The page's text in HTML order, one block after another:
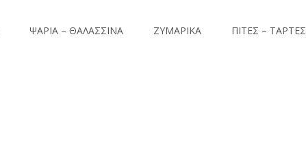
ΨΑΡΙΑ – ΘΑΛΑΣΣΙΝΑ ΖΥΜΑΡΙΚΑ ΠΙΤΕΣ – ΤΑΡΤΕΣ